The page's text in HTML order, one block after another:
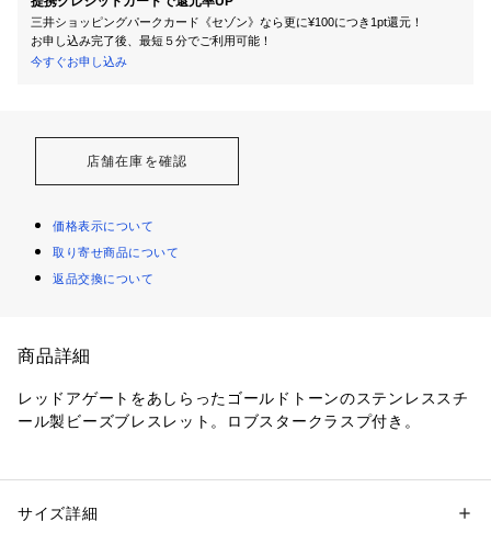
三井ショッピングパークカード《セゾン》なら更に¥100につき1pt還元！
お申し込み完了後、最短５分でご利用可能！
今すぐお申し込み
店舗在庫を確認
価格表示について
取り寄せ商品について
返品交換について
商品詳細
レッドアゲートをあしらったゴールドトーンのステンレススチ
ール製ビーズブレスレット。ロブスタークラスプ付き。
※ご覧のモニター環境、照明等により実際の商品と色味が異な
性別：メンズ
サイズ詳細